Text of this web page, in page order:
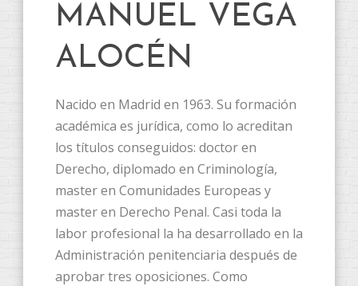
MANUEL VEGA
ALOCÉN
Nacido en Madrid en 1963. Su formación
académica es jurídica, como lo acreditan
los títulos conseguidos: doctor en
Derecho, diplomado en Criminología,
master en Comunidades Europeas y
master en Derecho Penal. Casi toda la
labor profesional la ha desarrollado en la
Administración penitenciaria después de
aprobar tres oposiciones. Como